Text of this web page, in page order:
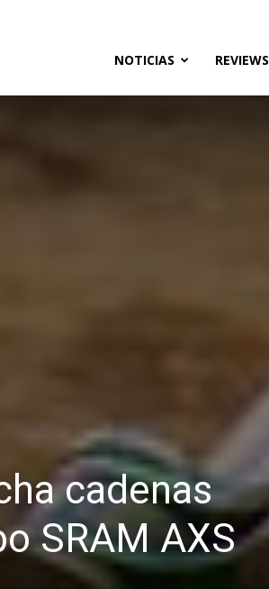
NOTICIAS REVIEWS
cadenas
SRAM AXS